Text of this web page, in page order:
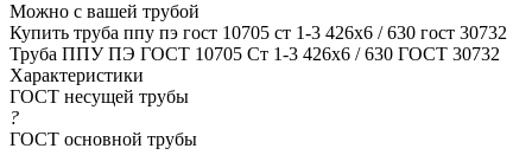
Можно с вашей трубой
Купить труба ппу пэ гост 10705 ст 1-3 426x6 / 630 гост 30732
Труба ППУ ПЭ ГОСТ 10705 Ст 1-3 426x6 / 630 ГОСТ 30732
Характеристики
ГОСТ несущей трубы
?
ГОСТ основной трубы